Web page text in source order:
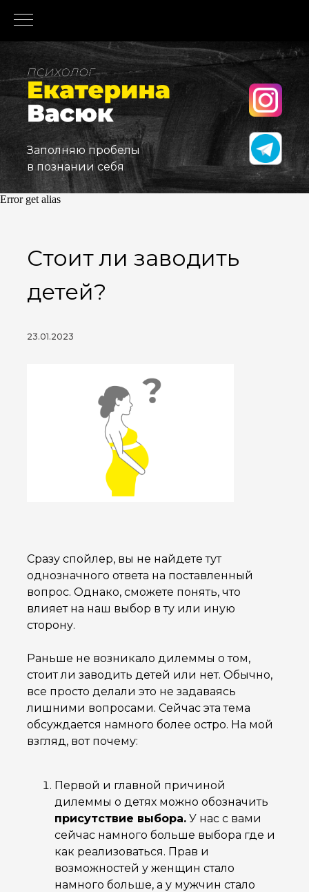
Заполняю пробелы
в познании себя
Error get alias
Стоит ли заводить
детей?
23.01.2023
Сразу спойлер, вы не найдете тут
однозначного ответа на поставленный
вопрос. Однако, сможете понять, что
влияет на наш выбор в ту или иную
сторону.
Раньше не возникало дилеммы о том,
стоит ли заводить детей или нет. Обычно,
все просто делали это не задаваясь
лишними вопросами. Сейчас эта тема
обсуждается намного более остро. На мой
взгляд, вот почему:
Первой и главной причиной
дилеммы о детях можно обозначить
присутствие выбора. У нас с вами
сейчас намного больше выбора где и
как реализоваться. Прав и
возможностей у женщин стало
намного больше, а у мужчин стало